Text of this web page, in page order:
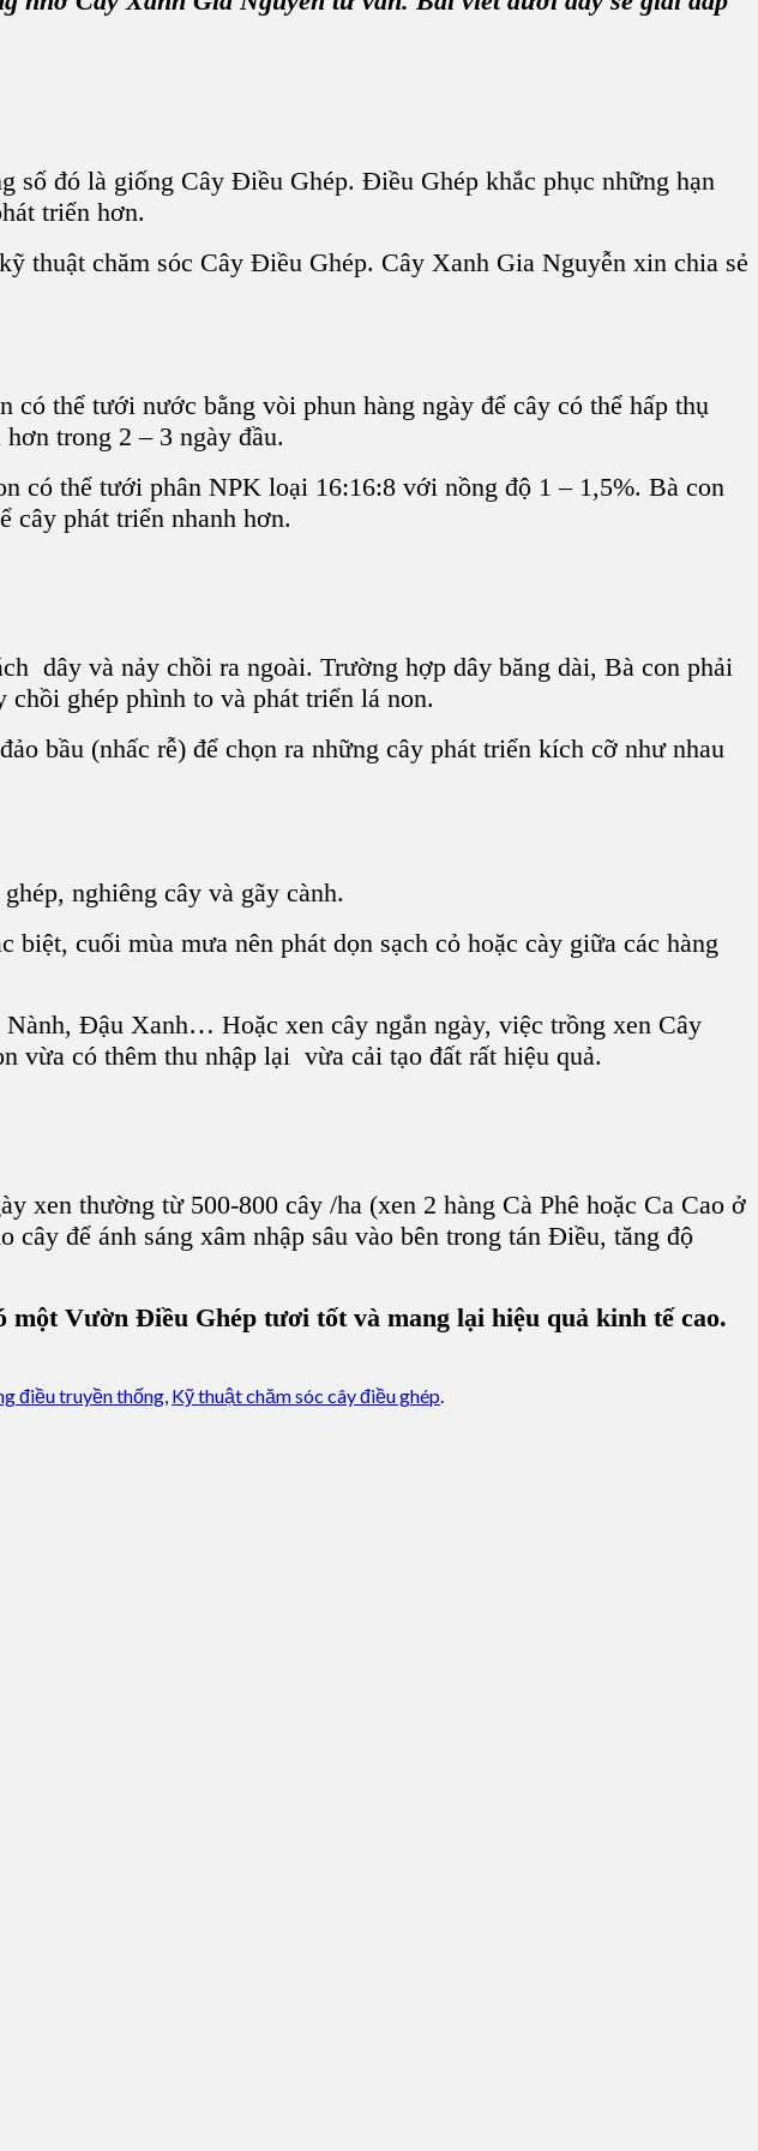
số đó là giống Cây Điều Ghép. Điều Ghép khắc phục những hạn
triển hơn.
kỹ thuật chăm sóc Cây Điều Ghép. Cây Xanh Gia Nguyễn xin chia sẻ
thể tưới nước bằng vòi phun hàng ngày để cây có thể hấp thụ
trong 2 – 3 ngày đầu.
có thể tưới phân NPK loại 16:16:8 với nồng độ 1 – 1,5%. Bà con
cây phát triển nhanh hơn.
dây và nảy chồi ra ngoài. Trường hợp dây băng dài, Bà con phải
chồi ghép phình to và phát triển lá non.
bầu (nhấc rễ) để chọn ra những cây phát triển kích cỡ như nhau
nghiêng cây và gãy cành.
cuối mùa mưa nên phát dọn sạch cỏ hoặc cày giữa các hàng
Đậu Xanh… Hoặc xen cây ngắn ngày, việc trồng xen Cây
vừa có thêm thu nhập lại vừa cải tạo đất rất hiệu quả.
thường từ 500-800 cây /ha (xen 2 hàng Cà Phê hoặc Ca Cao ở
cây để ánh sáng xâm nhập sâu vào bên trong tán Điều, tăng độ
một Vườn Điều Ghép tươi tốt và mang lại hiệu quả kinh tế cao.
điều truyền thống Kỹ thuật chăm sóc cây điều ghép